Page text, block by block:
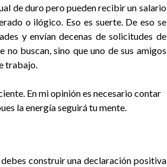
de duro pero pueden recibir un salario
o ilógico. Eso es suerte. De eso se
y envían decenas de solicitudes de
buscan, sino que uno de sus amigos
trabajo.
En mi opinión es necesario contar
la energía seguirá tu mente.
construir una declaración positiva